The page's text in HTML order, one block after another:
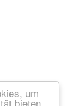
um
bieten